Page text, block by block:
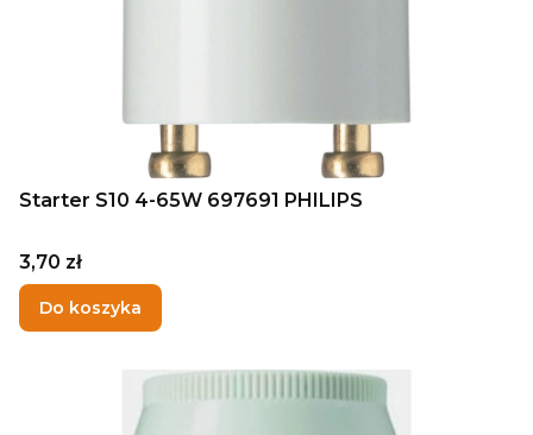
Starter S10 4-65W 697691 PHILIPS
Cena
3,70 zł
Do koszyka